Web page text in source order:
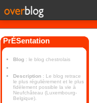
PrÉSentation
Blog : le blog chestrolais
Description : Le blog retrace
le plus régulièrement et le plus
fidèlement possible la vie à
Neufchâteau (Luxembourg-
Belgique).